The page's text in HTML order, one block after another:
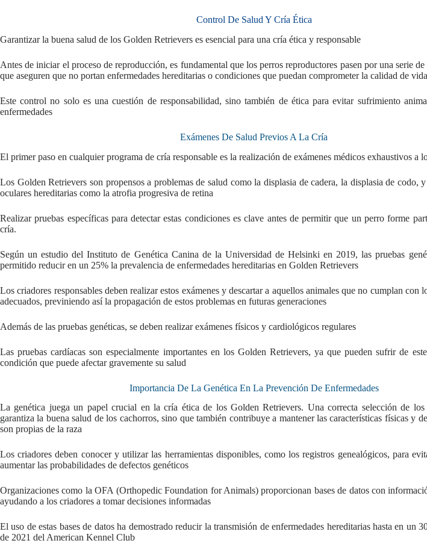
Control De Salud Y Cría Ética
Garantizar la buena salud de los Golden Retrievers es esencial para una cría ética y responsable
Antes de iniciar el proceso de reproducción, es fundamental que los perros reproductores pasen por una serie
que aseguren que no portan enfermedades hereditarias o condiciones que puedan comprometer la calidad de
Este control no solo es una cuestión de responsabilidad, sino también de ética para evitar sufrimiento
enfermedades
Exámenes De Salud Previos A La Cría
El primer paso en cualquier programa de cría responsable es la realización de exámenes médicos exhaustivos a
Los Golden Retrievers son propensos a problemas de salud como la displasia de cadera, la displasia de codo,
oculares hereditarias como la atrofia progresiva de retina
Realizar pruebas específicas para detectar estas condiciones es clave antes de permitir que un perro forme
cría.
Según un estudio del Instituto de Genética Canina de la Universidad de Helsinki en 2019, las pruebas
permitido reducir en un 25% la prevalencia de enfermedades hereditarias en Golden Retrievers
Los criadores responsables deben realizar estos exámenes y descartar a aquellos animales que no cumplan con
adecuados, previniendo así la propagación de estos problemas en futuras generaciones
Además de las pruebas genéticas, se deben realizar exámenes físicos y cardiológicos regulares
Las pruebas cardíacas son especialmente importantes en los Golden Retrievers, ya que pueden sufrir de
condición que puede afectar gravemente su salud
Importancia De La Genética En La Prevención De Enfermedades
La genética juega un papel crucial en la cría ética de los Golden Retrievers. Una correcta selección de
garantiza la buena salud de los cachorros, sino que también contribuye a mantener las características físicas y
son propias de la raza
Los criadores deben conocer y utilizar las herramientas disponibles, como los registros genealógicos, para
aumentar las probabilidades de defectos genéticos
Organizaciones como la OFA (Orthopedic Foundation for Animals) proporcionan bases de datos con
ayudando a los criadores a tomar decisiones informadas
El uso de estas bases de datos ha demostrado reducir la transmisión de enfermedades hereditarias hasta en un
de 2021 del American Kennel Club